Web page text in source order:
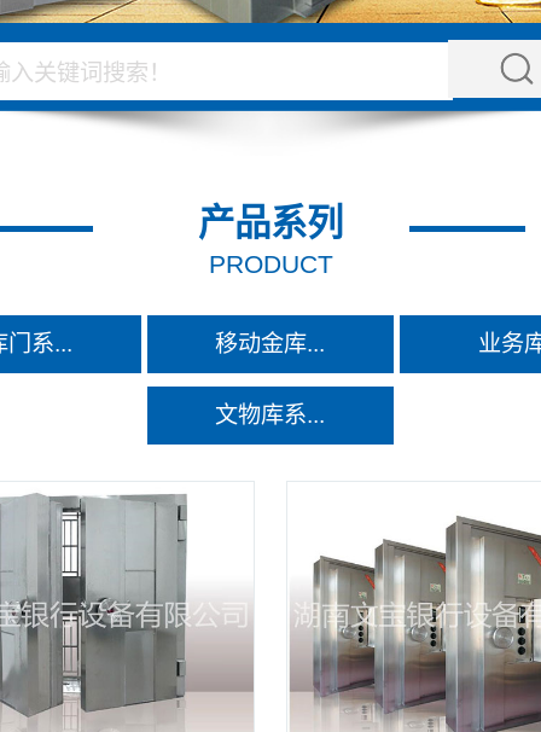
产品系列
PRODUCT
门系... 移动金库... 业务
文物库系...